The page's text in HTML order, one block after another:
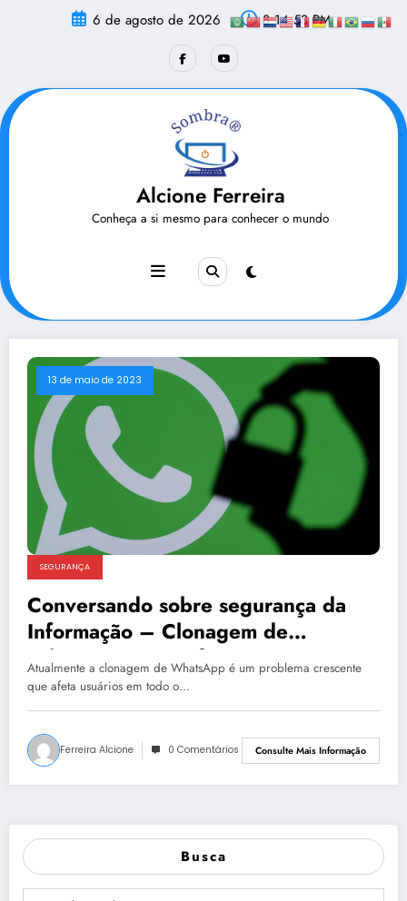
6 de agosto de 2026 8:14:58 PM
Alcione Ferreira
Conheça a si mesmo para conhecer o mundo
13 de maio de 2023
SEGURANÇA
Conversando sobre segurança da
Informação – Clonagem de
WhatsApp: como funciona e como
defender-se
Atualmente a clonagem de WhatsApp é um problema crescente
que afeta usuários em todo o…
Ferreira Alcione 0 Comentários Consulte Mais Informação
Busca